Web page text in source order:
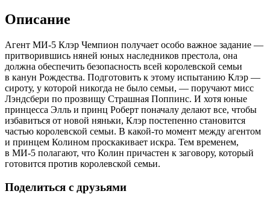
Описание
Агент МИ-5 Клэр Чемпион получает особо важное задание —
притворившись няней юных наследников престола, она
должна обеспечить безопасность всей королевской семьи
в канун Рождества. Подготовить к этому испытанию Клэр —
сироту, у которой никогда не было семьи, — поручают мисс
Лэндсбери по прозвищу Страшная Поппинс. И хотя юные
принцесса Элль и принц Роберт поначалу делают все, чтобы
избавиться от новой няньки, Клэр постепенно становится
частью королевской семьи. В какой-то момент между агентом
и принцем Колином проскакивает искра. Тем временем,
в МИ-5 полагают, что Колин причастен к заговору, который
готовится против королевской семьи.
Поделиться с друзьями